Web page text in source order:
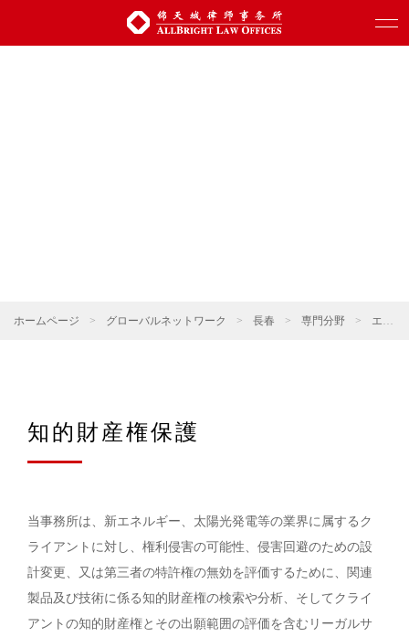
ホームページ > グローバルネットワーク > 長春 > 専門分野 > エネルギー・資源・環境保護
知的財産権保護
当事務所は、新エネルギー、太陽光発電等の業界に属するク
ライアントに対し、権利侵害の可能性、侵害回避のための設
計変更、又は第三者の特許権の無効を評価するために、関連
製品及び技術に係る知的財産権の検索や分析、そしてクライ
アントの知的財産権とその出願範囲の評価を含むリーガルサ